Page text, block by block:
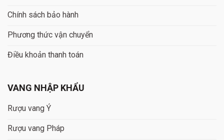
Chính sách bảo hành
Phương thức vận chuyển
Điều khoản thanh toán
VANG NHẬP KHẨU
Rượu vang Ý
Rượu vang Pháp